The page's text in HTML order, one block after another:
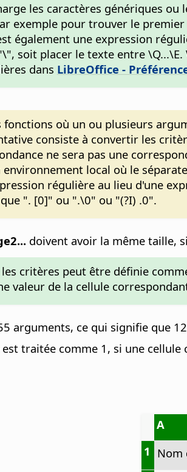
les caractères génériques ou
exemple pour trouver le
également une expression
soit placer le texte entre
dans LibreOffice -
fonctions où un ou plusieurs
consiste à convertir les
ne sera pas une
environnement local où le
régulière au lieu d'une
". [0]" ou ".\0" ou "(?I) .0".
doivent avoir la même taille,
critères peut être définie
valeur de la cellule
arguments, ce qui signifie que
traitée comme 1, si une cellule
A
1 Nom